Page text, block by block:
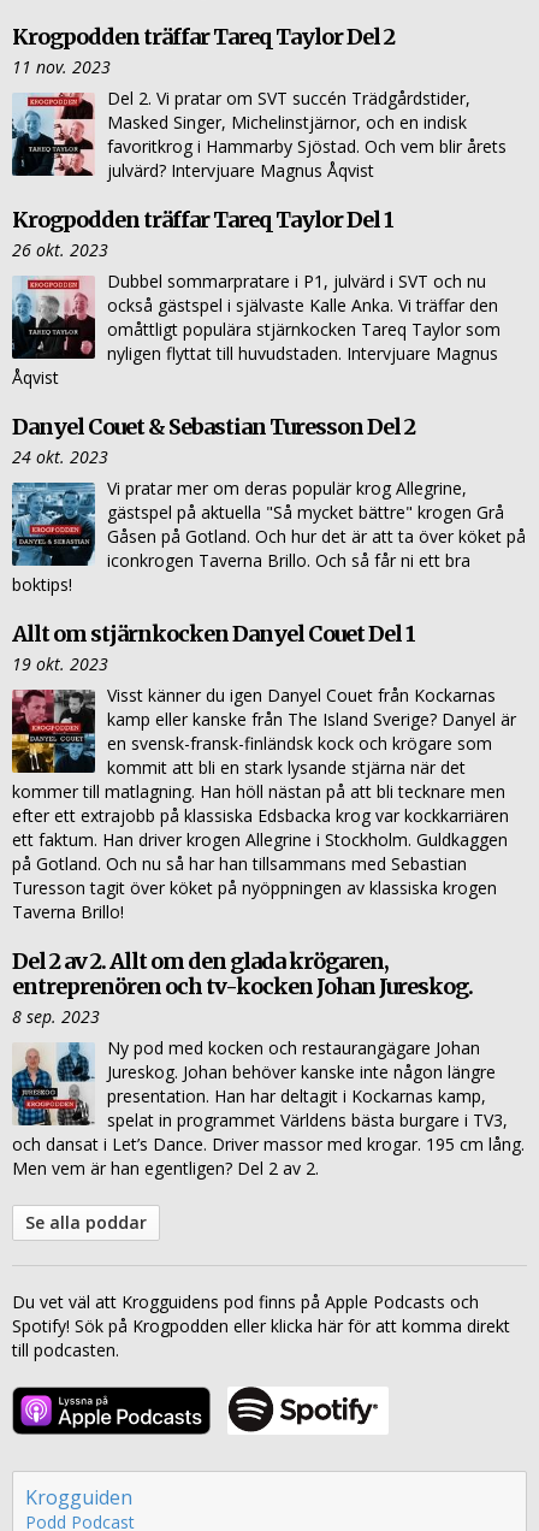
Krogpodden träffar Tareq Taylor Del 2
11 nov. 2023
Del 2. Vi pratar om SVT succén Trädgårdstider,
Masked Singer, Michelinstjärnor, och en indisk
favoritkrog i Hammarby Sjöstad. Och vem blir årets
julvärd? Intervjuare Magnus Åqvist
Krogpodden träffar Tareq Taylor Del 1
26 okt. 2023
Dubbel sommarpratare i P1, julvärd i SVT och nu
också gästspel i självaste Kalle Anka. Vi träffar den
omåttligt populära stjärnkocken Tareq Taylor som
nyligen flyttat till huvudstaden. Intervjuare Magnus
Åqvist
Danyel Couet & Sebastian Turesson Del 2
24 okt. 2023
Vi pratar mer om deras populär krog Allegrine,
gästspel på aktuella "Så mycket bättre" krogen Grå
Gåsen på Gotland. Och hur det är att ta över köket på
iconkrogen Taverna Brillo. Och så får ni ett bra
boktips!
Allt om stjärnkocken Danyel Couet Del 1
19 okt. 2023
Visst känner du igen Danyel Couet från Kockarnas
kamp eller kanske från The Island Sverige? Danyel är
en svensk-fransk-finländsk kock och krögare som
kommit att bli en stark lysande stjärna när det
kommer till matlagning. Han höll nästan på att bli tecknare men
efter ett extrajobb på klassiska Edsbacka krog var kockkarriären
ett faktum. Han driver krogen Allegrine i Stockholm. Guldkaggen
på Gotland. Och nu så har han tillsammans med Sebastian
Turesson tagit över köket på nyöppningen av klassiska krogen
Taverna Brillo!
Del 2 av 2. Allt om den glada krögaren,
entreprenören och tv-kocken Johan Jureskog.
8 sep. 2023
Ny pod med kocken och restaurangägare Johan
Jureskog. Johan behöver kanske inte någon längre
presentation. Han har deltagit i Kockarnas kamp,
spelat in programmet Världens bästa burgare i TV3,
och dansat i Let’s Dance. Driver massor med krogar. 195 cm lång.
Men vem är han egentligen? Del 2 av 2.
Se alla poddar
Du vet väl att Krogguidens pod finns på Apple Podcasts och
Spotify! Sök på Krogpodden eller klicka här för att komma direkt
till podcasten.
Krogguiden
Podd Podcast